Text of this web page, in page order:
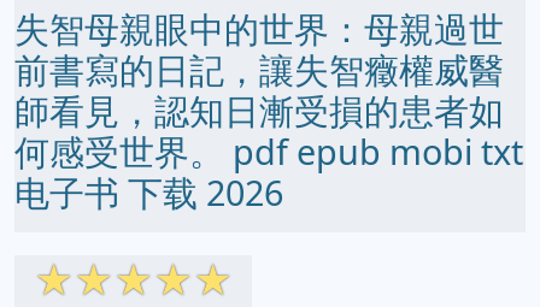
失智母親眼中的世界：母親過世
前書寫的日記，讓失智癥權威醫
師看見，認知日漸受損的患者如
何感受世界。 pdf epub mobi txt
电子书 下载 2026
☆☆☆☆☆